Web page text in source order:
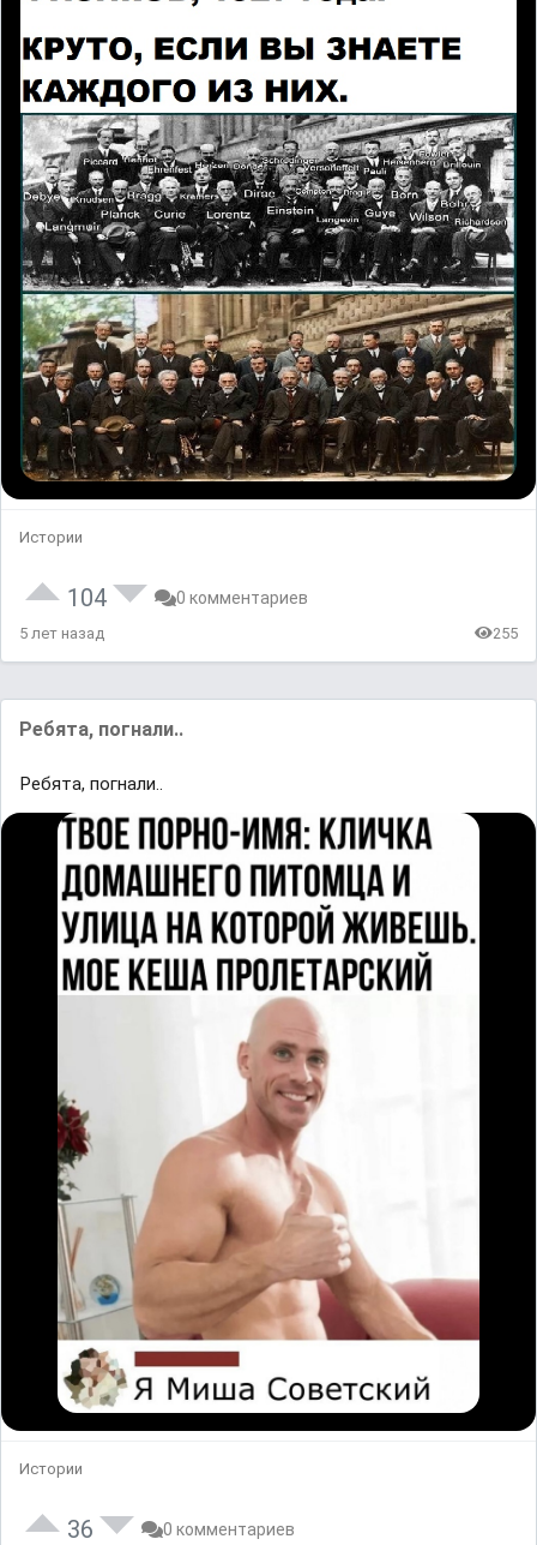
Истории
104 0 комментариев
5 лет назад 255
Ребята, погнали..
Ребята, погнали..
Истории
36 0 комментариев